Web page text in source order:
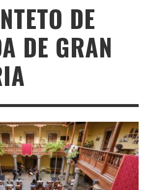
DE
DE GRAN